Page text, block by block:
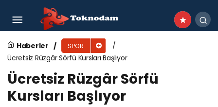
Haberler SPOR
Ücretsiz Rüzgâr Sörfü Kursları Başlıyor
Ücretsiz Rüzgâr Sörfü
Kursları Başlıyor
İzmirli Sema Avrupa Kupası’nda kürsüde